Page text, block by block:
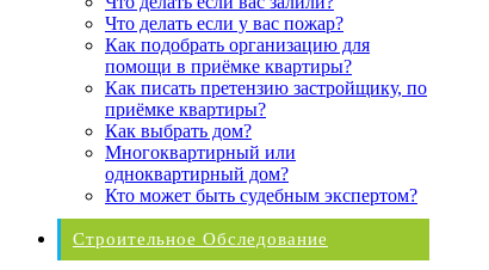
Что делать если у вас пожар?
Как подобрать организацию для
помощи в приёмке квартиры?
Как писать претензию застройщику, по
приёмке квартиры?
Как выбрать дом?
Многоквартирный или
одноквартирный дом?
Кто может быть судебным экспертом?
Строительное Обследование